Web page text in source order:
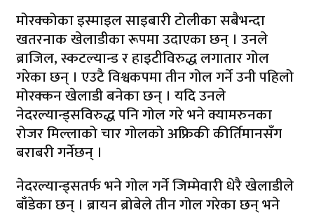
मोरक्कोका इस्माइल साइबारी टोलीका सबैभन्दा
खतरनाक खेलाडीका रूपमा उदाएका छन् । उनले
ब्राजिल, स्कटल्यान्ड र हाइटीविरुद्ध लगातार गोल
गरेका छन् । एउटै विश्वकपमा तीन गोल गर्ने उनी पहिलो
मोरक्कन खेलाडी बनेका छन् । यदि उनले
नेदरल्यान्ड्सविरुद्ध पनि गोल गरे भने क्यामरुनका
रोजर मिल्लाको चार गोलको अफ्रिकी कीर्तिमानसँग
बराबरी गर्नेछन् ।
नेदरल्यान्ड्सतर्फ भने गोल गर्ने जिम्मेवारी धेरै खेलाडीले
बाँडेका छन् । ब्रायन ब्रोबेले तीन गोल गरेका छन् भने